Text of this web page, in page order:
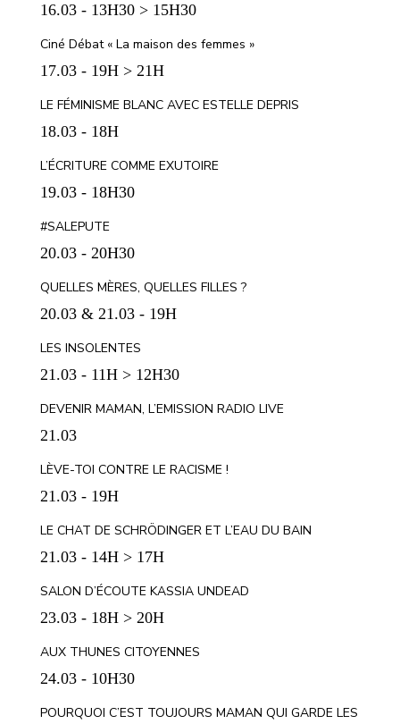
16.03 - 13H30 > 15H30
Ciné Débat « La maison des femmes »
17.03 - 19H > 21H
LE FÉMINISME BLANC AVEC ESTELLE DEPRIS
18.03 - 18H
L’ÉCRITURE COMME EXUTOIRE
19.03 - 18H30
#SALEPUTE
20.03 - 20H30
QUELLES MÈRES, QUELLES FILLES ?
20.03 & 21.03 - 19H
LES INSOLENTES
21.03 - 11H > 12H30
DEVENIR MAMAN, L’EMISSION RADIO LIVE
21.03
LÈVE-TOI CONTRE LE RACISME !
21.03 - 19H
LE CHAT DE SCHRÖDINGER ET L’EAU DU BAIN
21.03 - 14H > 17H
SALON D’ÉCOUTE KASSIA UNDEAD
23.03 - 18H > 20H
AUX THUNES CITOYENNES
24.03 - 10H30
POURQUOI C’EST TOUJOURS MAMAN QUI GARDE LES